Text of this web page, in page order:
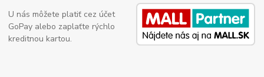
U nás môžete platiť cez účet
GoPay alebo zaplaťte rýchlo
kreditnou kartou.